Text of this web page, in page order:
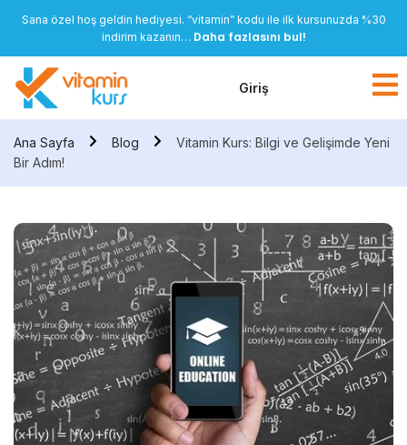
Sana özel hoş geldin hediyesi. “vitamin” kodu ile ilk kursunuzda %30
indirim kazanın… Daha fazlasını bul!
Giriş
Ana Sayfa Blog
Vitamin Kurs: Bilgi ve Gelişimde Yeni
Bir Adım!